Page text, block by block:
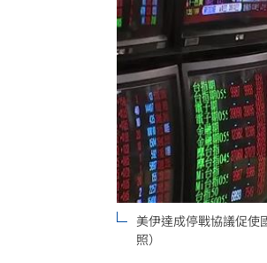
罕病博士彭士齊 輪椅
酷澎「爸氣父親節」
美伊達成停戰協議促使
照）